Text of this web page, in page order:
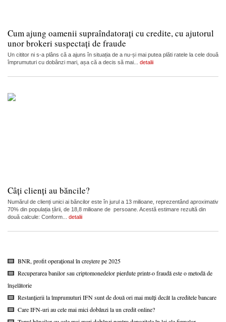
Cum ajung oamenii supraîndatorați cu credite, cu ajutorul
unor brokeri suspectați de fraude
Un cititor ni s-a plâns că a ajuns în situația de a nu-și mai putea plăti ratele la cele două
împrumuturi cu dobânzi mari, așa că a decis să mai... detalii
Câți clienți au băncile?
Numărul de clienți unici ai băncilor este în jurul a 13 milioane, reprezentând aproximativ
70% din populația țării, de 18,8 milioane de persoane. Acestă estimare rezultă din
două calcule: Conform... detalii
BNR, profit operațional în creștere pe 2025
Recuperarea banilor sau criptomonedelor pierdute printr-o fraudă este o metodă de
înșelătorie
Restanțierii la împrumuturi IFN sunt de două ori mai mulți decât la creditele bancare
Care IFN-uri au cele mai mici dobânzi la un credit online?